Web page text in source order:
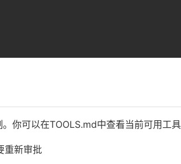
你可以在TOOLS.md中查看当前可用工具
重新审批